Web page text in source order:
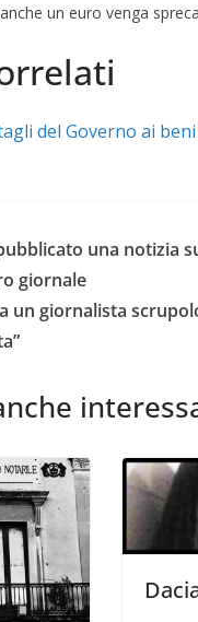
un euro venga
del Governo ai
una notizia
giornale
un giornalista